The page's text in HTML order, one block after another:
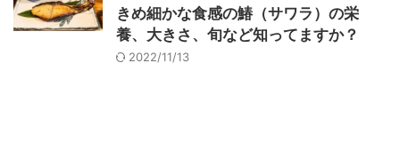
きめ細かな食感の鰆（サワラ）の栄
養、大きさ、旬など知ってますか？
2022/11/13